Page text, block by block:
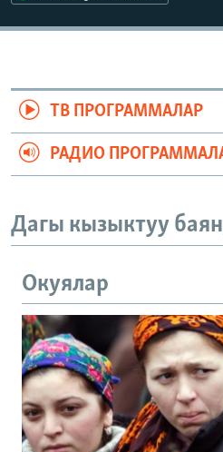
ТВ ПРОГРАММАЛАР
РАДИО
Дагы кызыктуу
Окуялар